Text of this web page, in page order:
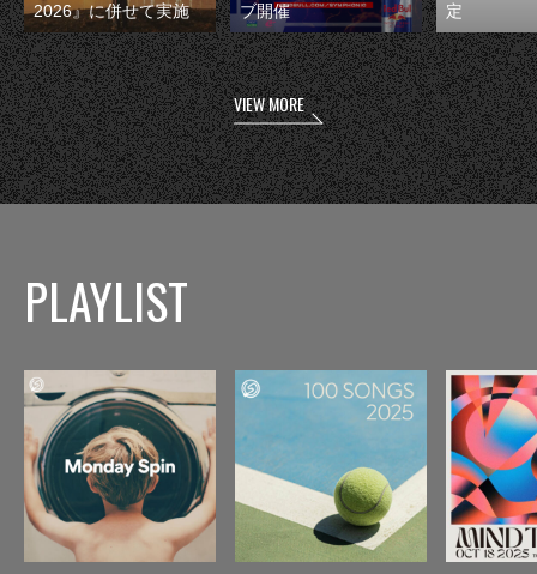
2026』に併せて実施
ブ開催
定
VIEW MORE
PLAYLIST